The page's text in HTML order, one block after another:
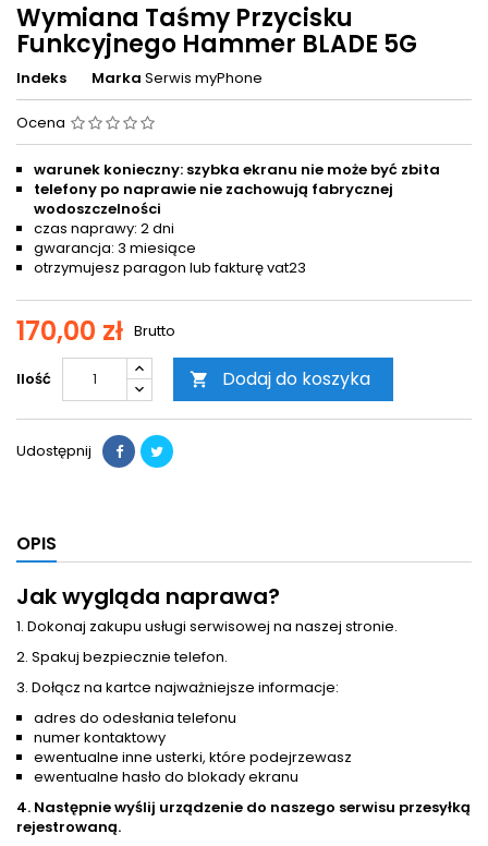
Wymiana Taśmy Przycisku
Funkcyjnego Hammer BLADE 5G
Indeks Marka Serwis myPhone
Ocena
warunek konieczny: szybka ekranu nie może być zbita
telefony po naprawie nie zachowują fabrycznej
wodoszczelności
czas naprawy: 2 dni
gwarancja: 3 miesiące
otrzymujesz paragon lub fakturę vat23
170,00 zł Brutto
Ilość  Dodaj do koszyka
Udostępnij
OPIS
Jak wygląda naprawa?
1. Dokonaj zakupu usługi serwisowej na naszej stronie.
2. Spakuj bezpiecznie telefon.
3. Dołącz na kartce najważniejsze informacje:
adres do odesłania telefonu
numer kontaktowy
ewentualne inne usterki, które podejrzewasz
ewentualne hasło do blokady ekranu
4. Następnie wyślij urządzenie do naszego serwisu przesyłką
rejestrowaną.